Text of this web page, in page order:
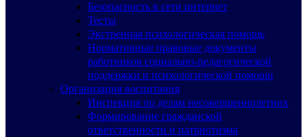
Безопасность в сети интернет
Тесты
Экстренная психологическая помощь
Нормативные правовые документы
работников социально-педагогической
поддержки и психологической помощи
Организация воспитания
Инспекция по делам несовершеннолетних
Формирование гражданской
ответственности и патриотизма